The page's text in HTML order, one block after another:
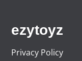
ezytoyz
Privacy Policy